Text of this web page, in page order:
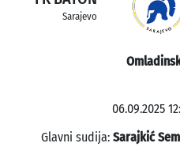
Sarajevo
06.09.2025
Glavni sudija: Sarajkić